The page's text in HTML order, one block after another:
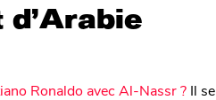
Ronaldo avec Al-Nassr ? Il se